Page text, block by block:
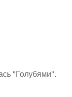
"Голубями".